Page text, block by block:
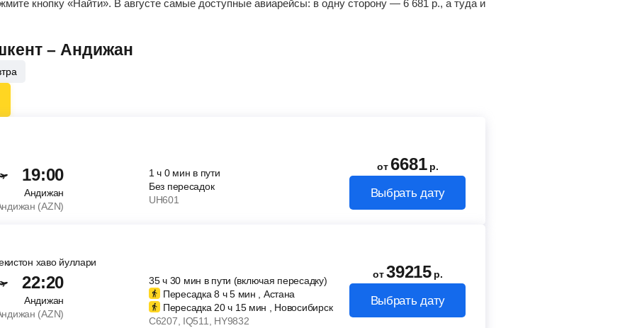
кнопку «Найти». В августе самые доступные авиарейсы: в одну сторону — 6 681 р., а туда и
– Андижан
19:00
Андижан
(AZN)
1ч 0 мин в пути
Без пересадок
UH601
от6681 р.
Выбрать дату
хаво йуллари
22:20
Андижан
(AZN)
35ч30 мин в пути (включая пересадку)
Пересадка 8 ч5 мин , Астана
Пересадка 20ч 15 мин , Новосибирск
C6207 , IQ511 , HY9832
от39215 р.
Выбрать дату